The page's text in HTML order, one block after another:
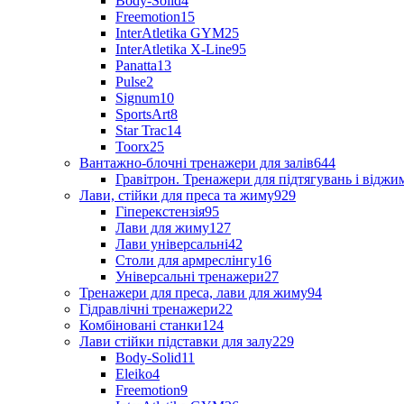
Freemotion15
InterAtletika GYM25
InterAtletika X-Line95
Panatta13
Pulse2
Signum10
SportsArt8
Star Trac14
Toorx25
Вантажно-блочні тренажери для залів644
Гравітрон. Тренажери для підтягувань і
Лави, стійки для преса та жиму929
Гіперекстензія95
Лави для жиму127
Лави універсальні42
Столи для армреслінгу16
Універсальні тренажери27
Тренажери для преса, лави для жиму94
Гідравлічні тренажери22
Комбіновані станки124
Лави стійки підставки для залу229
Body-Solid11
Eleiko4
Freemotion9